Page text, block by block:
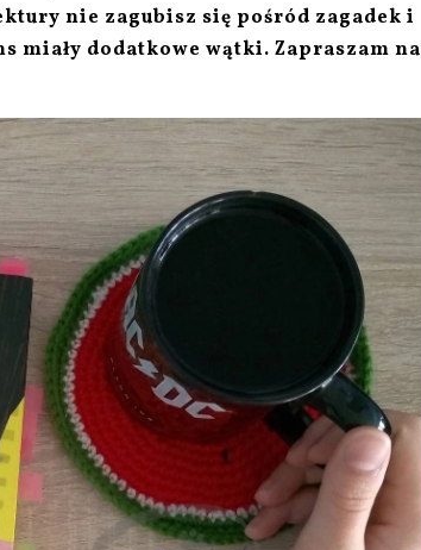
nie zagubisz się pośród zagadek i
miały dodatkowe wątki. Zapraszam na